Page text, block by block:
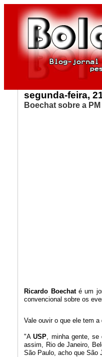
segunda-feira,
Boechat sobre a
Ricardo Boechaté um
convencional sobre os
Vale ouvir o que ele tem
"AUSP , minha gente,
assim, Rio de Janeiro,
São Paulo, acho que São